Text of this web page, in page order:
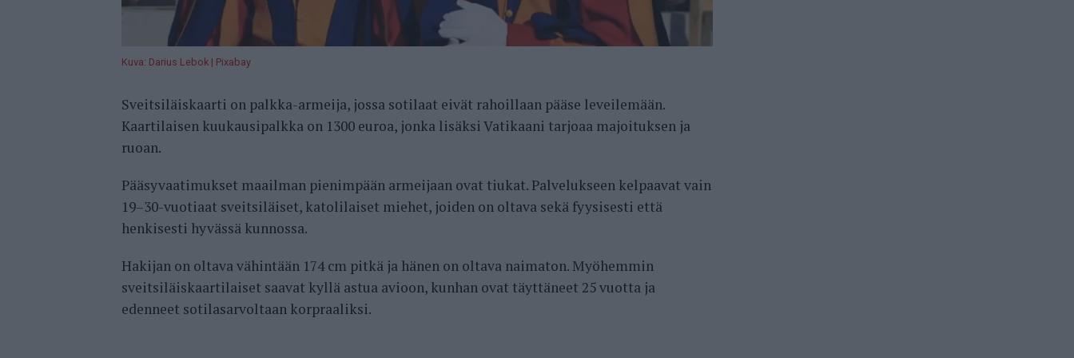
Kuva: Darius Lebok | Pixabay
Sveitsiläiskaarti on palkka-armeija, jossa sotilaat eivät rahoillaan pääse leveilemään.
Kaartilaisen kuukausipalkka on 1300 euroa, jonka lisäksi Vatikaani tarjoaa majoituksen ja
ruoan.
Pääsyvaatimukset maailman pienimpään armeijaan ovat tiukat. Palvelukseen kelpaavat vain
19–30-vuotiaat sveitsiläiset, katolilaiset miehet, joiden on oltava sekä fyysisesti että
henkisesti hyvässä kunnossa.
Hakijan on oltava vähintään 174 cm pitkä ja hänen on oltava naimaton. Myöhemmin
sveitsiläiskaartilaiset saavat kyllä astua avioon, kunhan ovat täyttäneet 25 vuotta ja
edenneet sotilasarvoltaan korpraaliksi.